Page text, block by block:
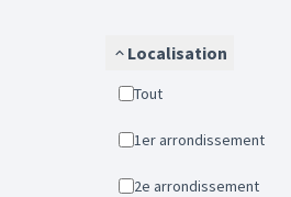
Localisation
Tout
1er arrondissement
2e arrondissement